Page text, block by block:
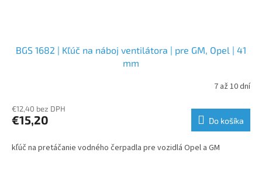
BGS 1682 | Kľúč na náboj ventilátora | pre GM, Opel | 41
mm
7 až 10 dní
€12,40 bez DPH
€15,20 Do košíka
kľúč na pretáčanie vodného čerpadla pre vozidlá Opel a GM